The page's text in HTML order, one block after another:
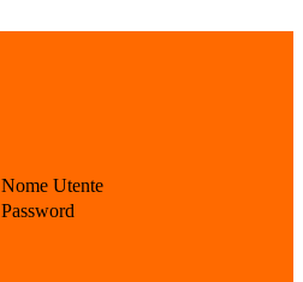
Nome Utente
Password